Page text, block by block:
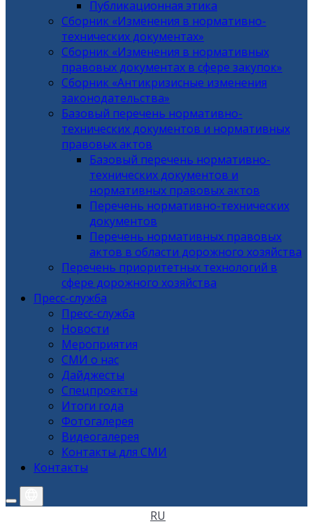
Публикационная этика
Сборник «Изменения в нормативно-
технических документах»
Сборник «Изменения в нормативных
правовых документах в сфере закупок»
Сборник «Антикризисные изменения
законодательства»
Базовый перечень нормативно-
технических документов и нормативных
правовых актов
Базовый перечень нормативно-
технических документов и
нормативных правовых актов
Перечень нормативно-технических
документов
Перечень нормативных правовых
актов в области дорожного хозяйства
Перечень приоритетных технологий в
сфере дорожного хозяйства
Пресс-служба
Пресс-служба
Новости
Мероприятия
СМИ о нас
Дайджесты
Спецпроекты
Итоги года
Фотогалерея
Видеогалерея
Контакты для СМИ
Контакты
RU